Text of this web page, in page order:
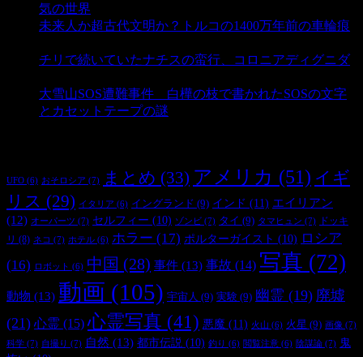
気の世界
未来人か超古代文明か？トルコの1400万年前の車輪痕
チリで続いていたナチスの蛮行、コロニアディグニダ
大雪山SOS遭難事件 白樺の枝で書かれたSOSの文字
とカセットテープの謎
UFO (6) おそロシア (7) まとめ (33) アメリカ (51) イギ
リス (29) イタリア (6) イングランド (9) インド (11) エイリアン
(12) オーパーツ (7) セルフィー (10) ゾンビ (7) タイ (9) タマヒュン (7)
ドッキ
リ (8) ネコ (7) ホテル (6) ホラー (17) ポルターガイスト (10) ロシア
(16)
ロボット (6) 中国 (28) 事件 (13) 事故 (14) 写真 (72)
動物 (13) 動画 (105) 宇宙人 (9) 実験 (9) 幽霊 (19) 廃墟
(21) 心霊 (15) 心霊写真 (41) 悪魔 (11) 火山 (6) 火星 (9) 画像 (7)
科学 (7) 自撮り (7) 自然 (13) 都市伝説 (10) 釣り (6) 閲覧注意 (6) 陰謀論 (7) 鬼